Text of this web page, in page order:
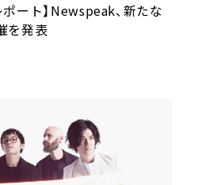
ポート】Newspeak、新たな
を発表